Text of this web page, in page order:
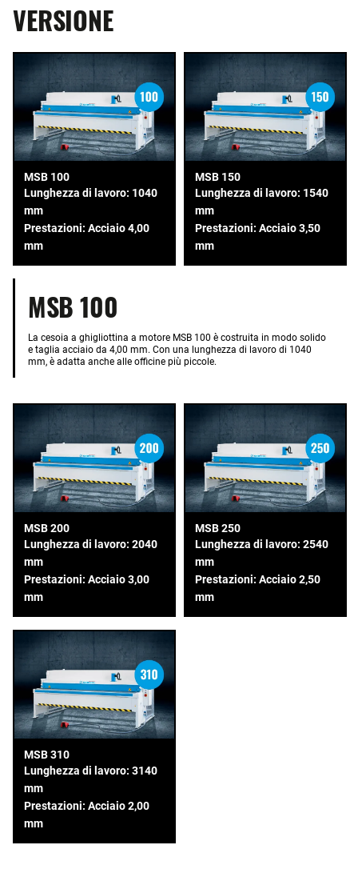
VERSIONE
MSB 100
Lunghezza di lavoro: 1040
mm
Prestazioni: Acciaio 4,00
mm
MSB 150
Lunghezza di lavoro: 1540
mm
Prestazioni: Acciaio 3,50
mm
MSB 100
La cesoia a ghigliottina a motore MSB 100 è costruita in modo solido
e taglia acciaio da 4,00 mm. Con una lunghezza di lavoro di 1040
mm, è adatta anche alle officine più piccole.
MSB 200
Lunghezza di lavoro: 2040
mm
Prestazioni: Acciaio 3,00
mm
MSB 250
Lunghezza di lavoro: 2540
mm
Prestazioni: Acciaio 2,50
mm
MSB 310
Lunghezza di lavoro: 3140
mm
Prestazioni: Acciaio 2,00
mm